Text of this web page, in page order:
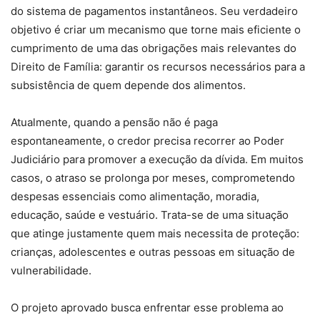
do sistema de pagamentos instantâneos. Seu verdadeiro
objetivo é criar um mecanismo que torne mais eficiente o
cumprimento de uma das obrigações mais relevantes do
Direito de Família: garantir os recursos necessários para a
subsistência de quem depende dos alimentos.
Atualmente, quando a pensão não é paga
espontaneamente, o credor precisa recorrer ao Poder
Judiciário para promover a execução da dívida. Em muitos
casos, o atraso se prolonga por meses, comprometendo
despesas essenciais como alimentação, moradia,
educação, saúde e vestuário. Trata-se de uma situação
que atinge justamente quem mais necessita de proteção:
crianças, adolescentes e outras pessoas em situação de
vulnerabilidade.
O projeto aprovado busca enfrentar esse problema ao